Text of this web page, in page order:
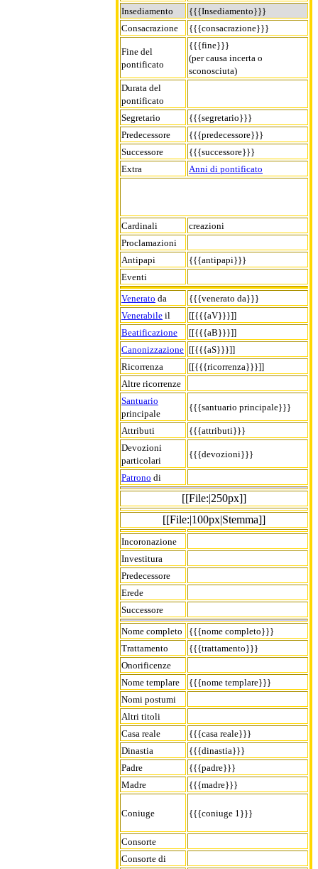
Insediamento
{{{Insediamento}}}
Consacrazione
{{{consacrazione}}}
Fine del
pontificato
{{{fine}}}
(per causa incerta o
sconosciuta)
Durata del
pontificato
Segretario
{{{segretario}}}
Predecessore
{{{predecessore}}}
Successore
{{{successore}}}
Extra
Anni di pontificato
Cardinali
creazioni
Proclamazioni
Antipapi
{{{antipapi}}}
Eventi
Venerato da
{{{venerato da}}}
Venerabile il
[[{{{aV}}}]]
Beatificazione
[[{{{aB}}}]]
Canonizzazione [[{{{aS}}}]]
Ricorrenza
[[{{{ricorrenza}}}]]
Altre ricorrenze
Santuario
principale
{{{santuario principale}}}
Attributi
{{{attributi}}}
Devozioni
particolari
{{{devozioni}}}
Patrono di
[[File:|250px]]
[[File:|100px|Stemma]]
Incoronazione
Investitura
Predecessore
Erede
Successore
Nome completo
{{{nome completo}}}
Trattamento
{{{trattamento}}}
Onorificenze
Nome templare
{{{nome templare}}}
Nomi postumi
Altri titoli
Casa reale
{{{casa reale}}}
Dinastia
{{{dinastia}}}
Padre
{{{padre}}}
Madre
{{{madre}}}
Coniuge {{{coniuge 1}}}
Consorte
Consorte di